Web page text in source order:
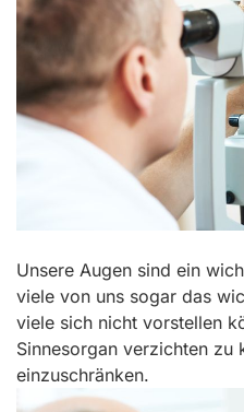
Unsere Augen sind ein
viele von uns sogar das
viele sich nicht vorstellen
Sinnesorgan verzichten zu
einzuschränken.